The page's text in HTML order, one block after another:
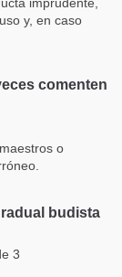
y, en caso
comenten
o
budista
3